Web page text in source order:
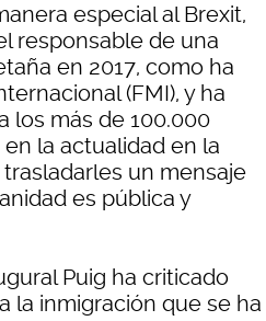
especial al Brexit,
responsable de una
en 2017, como ha
(FMI), y ha
los más de 100.000
la actualidad en la
un mensaje
es pública y
Puig ha criticado
la inmigración que se ha